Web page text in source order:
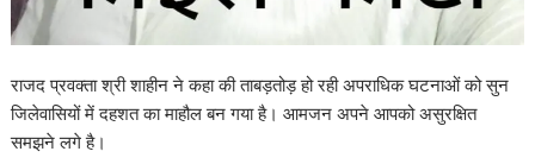
राजद प्रवक्ता श्री शाहीन ने कहा की ताबड़तोड़ हो रही अपराधिक घटनाओं को सुन
जिलेवासियों में दहशत का माहौल बन गया है। आमजन अपने आपको असुरक्षित
समझने लगे है।